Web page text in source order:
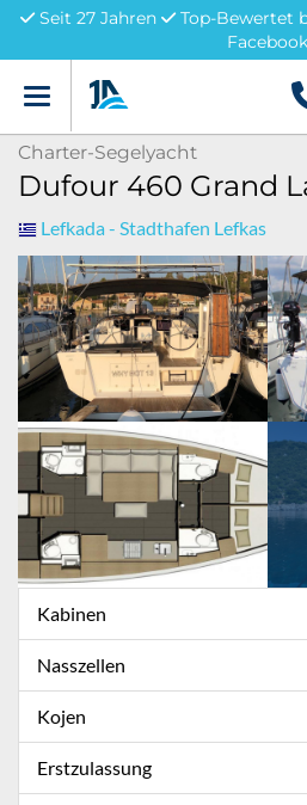
Seit 27 Jahren
Top-Bewertet
Facebook
Menü
Charter-Segelyacht
Dufour 460 Grand
Lefkada - Stadthafen Lefkas
Kabinen
Nasszellen
Kojen
Erstzulassung